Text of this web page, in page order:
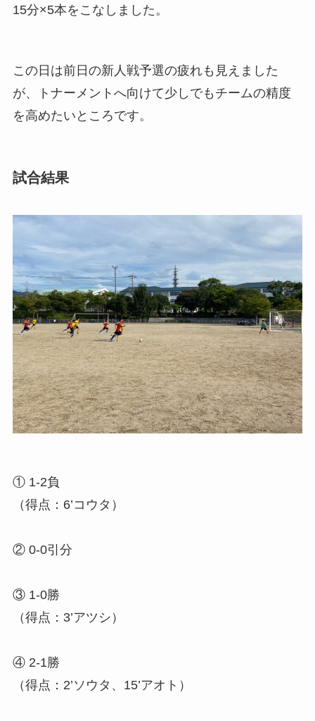
15分×5本をこなしました。
この日は前日の新人戦予選の疲れも見えました
が、トナーメントへ向けて少しでもチームの精度
を高めたいところです。
試合結果
① 1-2負
（得点：6’コウタ）
② 0-0引分
③ 1-0勝
（得点：3’アツシ）
④ 2-1勝
（得点：2’ソウタ、15’アオト）